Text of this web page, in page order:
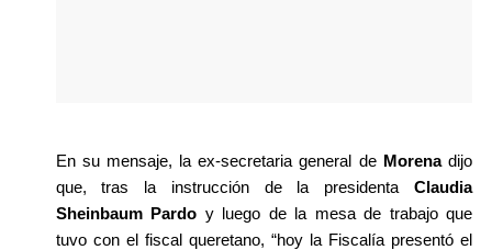
En su mensaje, la ex-secretaria general de Morena dijo
que, tras la instrucción de la presidenta Claudia
Sheinbaum Pardo y luego de la mesa de trabajo que
tuvo con el fiscal queretano, “hoy la Fiscalía presentó el